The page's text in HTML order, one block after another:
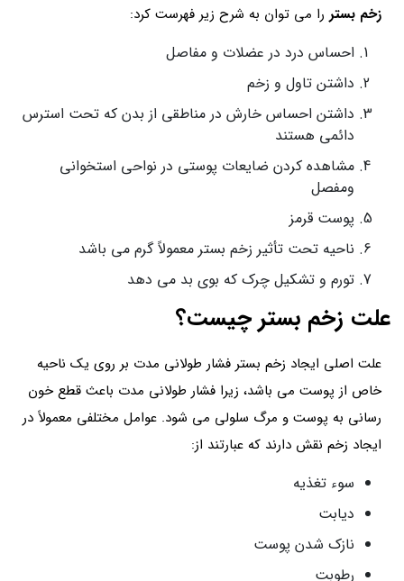
زخم بستر را می توان به شرح زیر فهرست کرد:
احساس درد در عضلات و مفاصل
داشتن تاول و زخم
داشتن احساس خارش در مناطقی از بدن که تحت استرس
دائمی هستند
مشاهده کردن ضایعات پوستی در نواحی استخوانی
ومفصل
پوست قرمز
ناحیه تحت تأثیر زخم بستر معمولاً گرم می باشد
تورم و تشکیل چرک که بوی بد می دهد
علت زخم بستر چیست؟
علت اصلی ایجاد زخم بستر فشار طولانی مدت بر روی یک ناحیه
خاص از پوست می باشد، زیرا فشار طولانی مدت باعث قطع خون
رسانی به پوست و مرگ سلولی می شود. عوامل مختلفی معمولاً در
ایجاد زخم نقش دارند که عبارتند از:
سوء تغذیه
دیابت
نازک شدن پوست
رطوبت